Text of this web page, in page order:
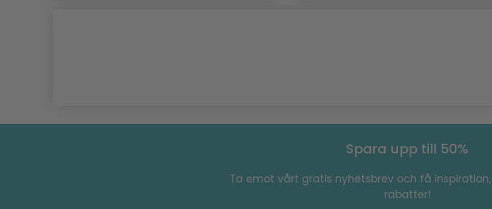
Spara upp till 50%
Ta emot vårt gratis nyhetsbrev och få
rabatter!